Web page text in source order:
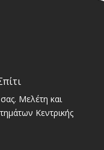
Μελέτη και
Κεντρικής